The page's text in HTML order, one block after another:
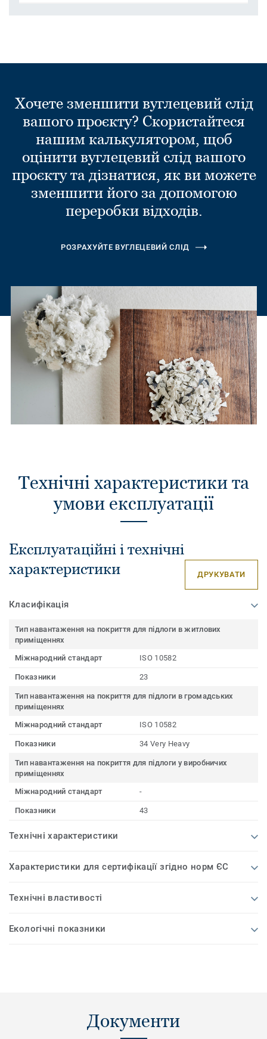
Хочете зменшити вуглецевий слід
вашого проєкту? Скористайтеся
нашим калькулятором, щоб
оцінити вуглецевий слід вашого
проєкту та дізнатися, як ви можете
зменшити його за допомогою
переробки відходів.
РОЗРАХУЙТЕ ВУГЛЕЦЕВИЙ СЛІД
Технічні характеристики та
умови експлуатації
Експлуатаційні і технічні
характеристики
ДРУКУВАТИ
Класифікація
Тип навантаження на покриття для підлоги в житлових
приміщеннях
Міжнародний стандарт
ISO 10582
Показники 23
Тип навантаження на покриття для підлоги в громадських
приміщеннях
Міжнародний стандарт
ISO 10582
Показники 34 Very Heavy
Тип навантаження на покриття для підлоги у виробничих
приміщеннях
Міжнародний стандарт
-
Показники 43
Технічні характеристики
Характеристики для сертифікації згідно норм ЄС
Технічні властивості
Екологічні показники
Документи